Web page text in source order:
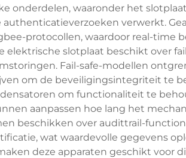
onderdelen, waaronder het
verwerkt.
protocollen, waardoor real-time
elektrische slotplaat beschikt over
Fail-safe-modellen
om de beveiligingsintegriteit te
om functionaliteit te
aanpassen hoe lang het
beschikken over audittrail-
wat waardevolle gegevens
deze apparaten geschikt voor